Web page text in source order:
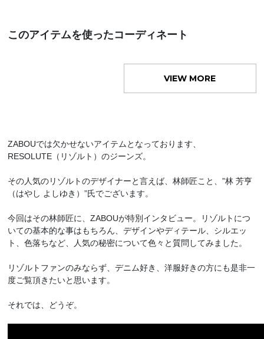
このアイテムを使ったコーディネート
VIEW MORE
ZABOUでは欠かせないアイテムとなっております、
RESOLUTE（リゾルト）のジーンズ。
その人気のリゾルトのデザイナーと言えば、林師匠こと、”林 芳亨
（はやし よしゆき）”氏でございます。
今回はその林師匠に、ZABOUが特別インタビュー。リゾルトにつ
いての基本的な事はもちろん、デザインやディテール、シルエッ
ト、色落ちなど、人気の秘密について色々と質問してみました。
リゾルトファンのみならず、デニム好き、洋服好きの方にも是非一
度ご覧頂きたいと思います。
それでは、どうぞ。